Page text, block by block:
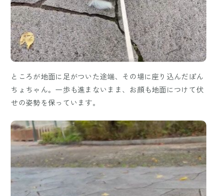
ところが地面に足がついた途端、その場に座り込んだぽん
ちょちゃん。一歩も進まないまま、お顔も地面につけて伏
せの姿勢を保っています。